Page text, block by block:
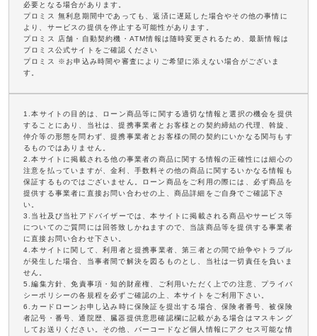
必要となる場合があります。
プロミス 無利息期間中であっても、返済に遅延した場合やその他の事情に
より、サービスの提供を停止する可能性があります。
プロミス 店舗・自動契約機・ATM情報は随時変更されるため、最新情報は
プロミス公式サイトをご確認ください
プロミス ※お申込み時間や審査によりご希望に添えない場合がございま
す。
1.本サイトの目的は、ローン商品等に関する適切な情報と選択の機会を提供
することにあり、当社は、提携事業者とお客様との契約締結の代理、斡旋、
仲介等の形態を問わず、提携事業者とお客様の間の契約にいかなる関与もす
るものではありません。
2.本サイトに掲載される他の事業者の商品に関する情報の正確性には細心の
注意を払っていますが、金利、手数料その他の商品に関するいかなる情報も
保証するものではございません。ローン商品をご利用の際には、必ず商品を
提供する事業者に直接お問い合わせの上、商品詳細をご自身でご確認下さ
い。
3.当社及び当社アドバイザーでは、本サイトに掲載される商品やサービス等
についてのご質問には回答致しかねますので、当該商品等を提供する事業者
に直接お問い合わせ下さい。
4.本サイトに関して、利用者と提携事業者、第三者との間で紛争やトラブル
が発生した場合、当事者間で解決を図るものとし、当社は一切責任を負いま
せん。
5.編集方針、免責事項・知的財産権、ご利用いただく上での注意、プライバ
シーポリシーの各規程を必ずご確認の上、本サイトをご利用下さい。
6.カードローンお申し込み時に保険証を提出する場合、保険者番号、被保険
者記号・番号、通院歴、臓器提供意思確認欄に記載がある場合はマスキング
してお送りください。その他、バーコードなど個人情報にアクセス可能な情